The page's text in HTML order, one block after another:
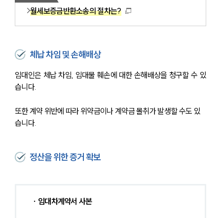
월세보증금반환소송의 절차는?
체납 차임 및 손해배상
임대인은 체납 차임, 임대물 훼손에 대한 손해배상을 청구할 수 있
습니다.
또한 계약 위반에 따라 위약금이나 계약금 몰취가 발생할 수도 있
습니다.
정산을 위한 증거 확보
∙ 임대차계약서 사본